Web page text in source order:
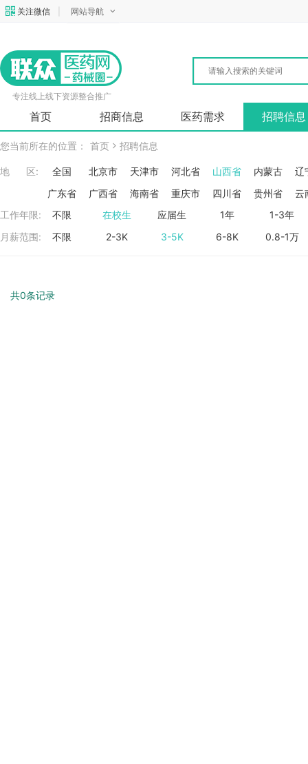
关注微信 网站导航
专注线上线下资源整合推广
首页 招商信息 医药需求 招聘信息
您当前所在的位置： 首页 招聘信息
地 区: 全国 北京市 天津市 河北省 山西省 内蒙古
辽
广东省
广西省 海南省 重庆市 四川省 贵州省
云
工作年限:
不限 在校生 应届生 1年
1-3年
月薪范围:
不限 2-3K 3-5K 6-8K 0.8-1万
共0条记录